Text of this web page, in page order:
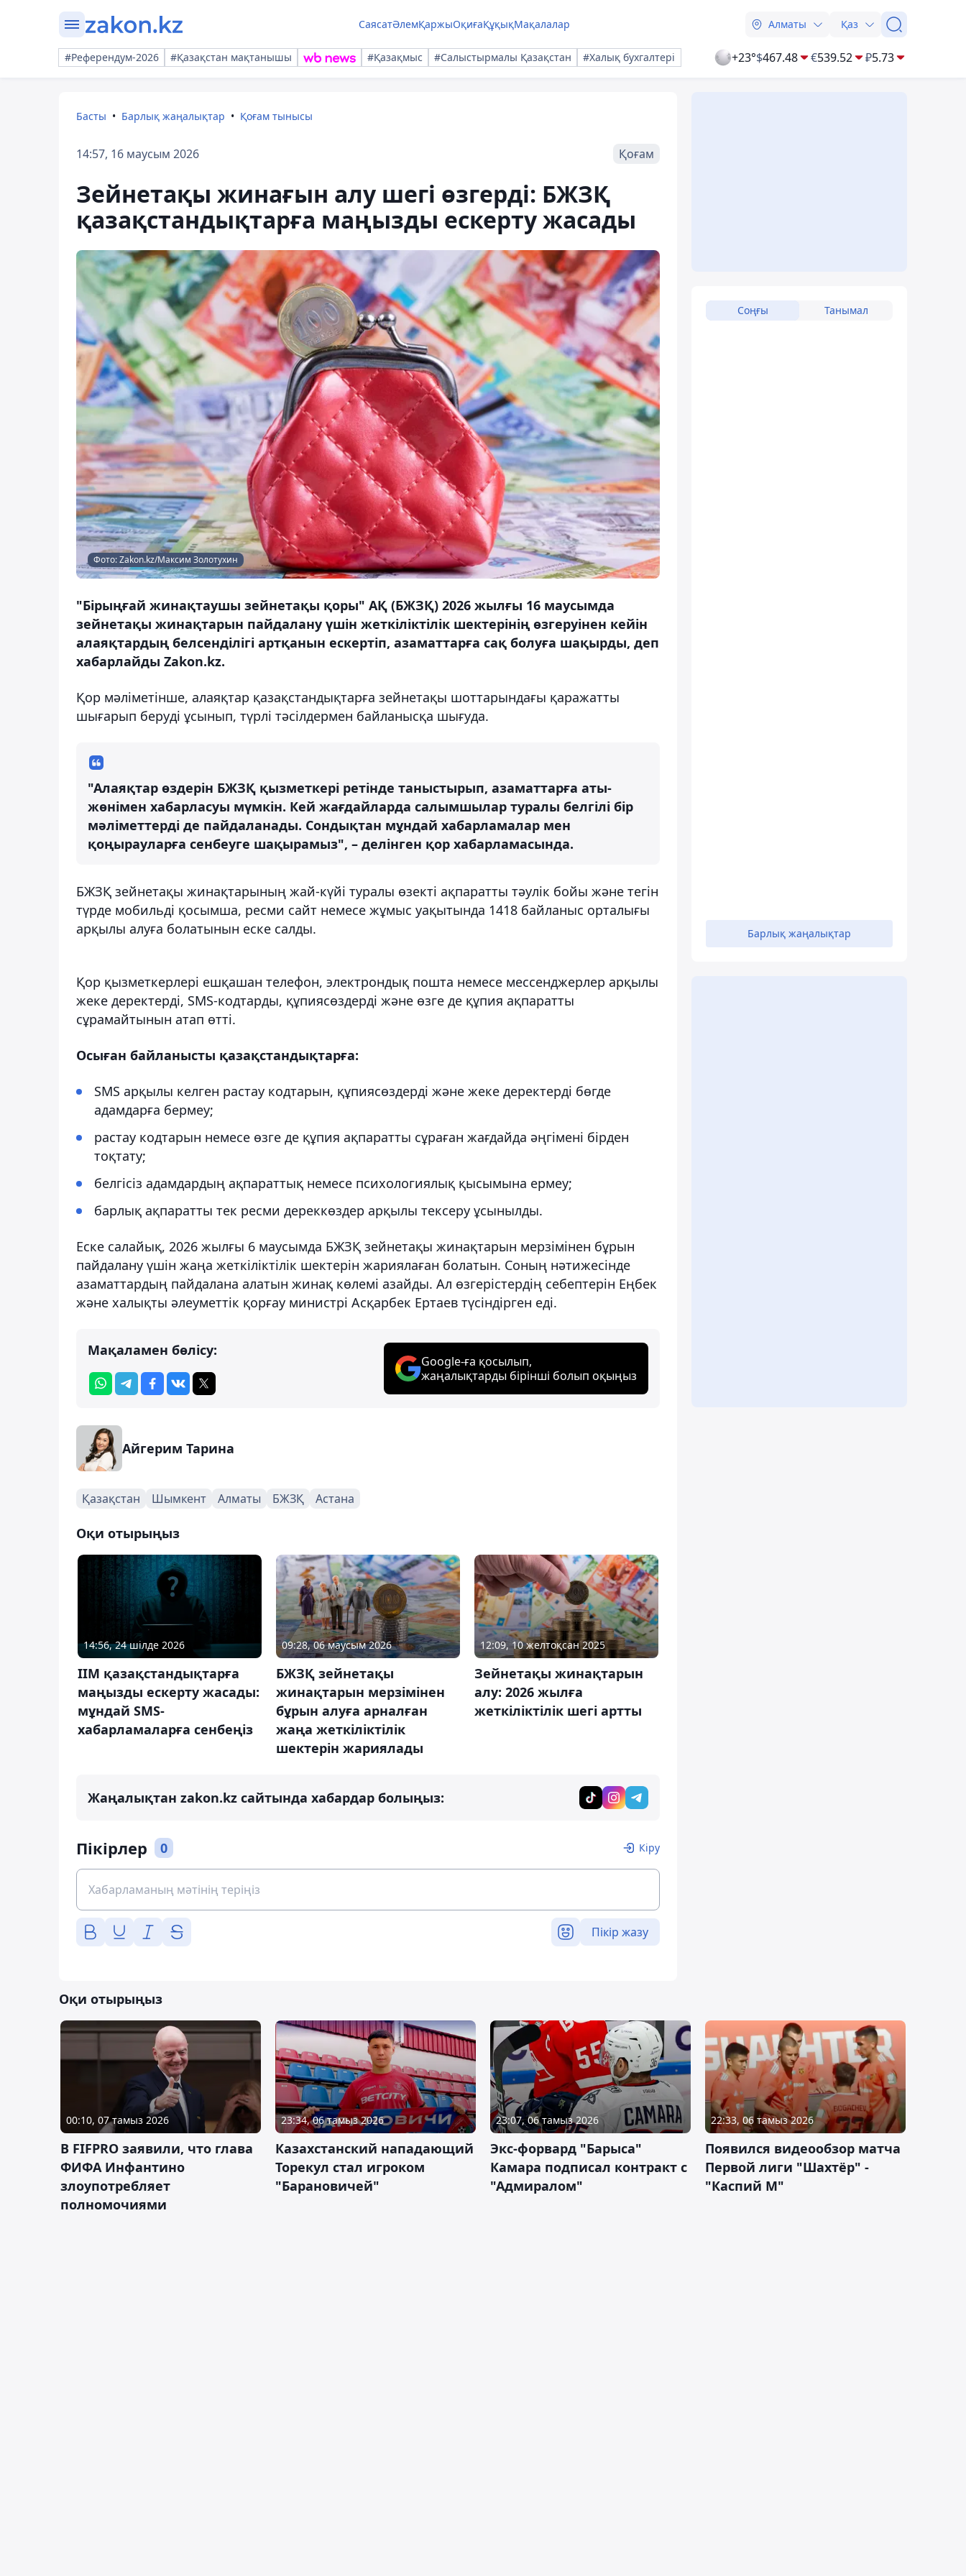
СаясатӘлемҚаржыОқиғаҚұқықМақалалар Алматы Қаз
#Референдум-2026 #Қазақстан мақтанышы #Қазақмыс #Салыстырмалы Қазақстан #Халық бухгалтері +23°$467.48 €539.52 ₽5.73
Басты Барлық жаңалықтар Қоғам тынысы
14:57, 16 маусым 2026 Қоғам
Зейнетақы жинағын алу шегі өзгерді: БЖЗҚ
қазақстандықтарға маңызды ескерту жасады
Фото: Zakon.kz/Максим Золотухин
"Бірыңғай жинақтаушы зейнетақы қоры" АҚ (БЖЗҚ) 2026 жылғы 16 маусымда
зейнетақы жинақтарын пайдалану үшін жеткіліктілік шектерінің өзгеруінен кейін
алаяқтардың белсенділігі артқанын ескертіп, азаматтарға сақ болуға шақырды, деп
хабарлайды Zakon.kz.
Қор мәліметінше, алаяқтар қазақстандықтарға зейнетақы шоттарындағы қаражатты
шығарып беруді ұсынып, түрлі тәсілдермен байланысқа шығуда.
"Алаяқтар өздерін БЖЗҚ қызметкері ретінде таныстырып, азаматтарға аты-
жөнімен хабарласуы мүмкін. Кей жағдайларда салымшылар туралы белгілі бір
мәліметтерді де пайдаланады. Сондықтан мұндай хабарламалар мен
қоңырауларға сенбеуге шақырамыз", – делінген қор хабарламасында.
БЖЗҚ зейнетақы жинақтарының жай-күйі туралы өзекті ақпаратты тәулік бойы және тегін
түрде мобильді қосымша, ресми сайт немесе жұмыс уақытында 1418 байланыс орталығы
арқылы алуға болатынын еске салды.
Қор қызметкерлері ешқашан телефон, электрондық пошта немесе мессенджерлер арқылы
жеке деректерді, SMS-кодтарды, құпиясөздерді және өзге де құпия ақпаратты
сұрамайтынын атап өтті.
Осыған байланысты қазақстандықтарға:
SMS арқылы келген растау кодтарын, құпиясөздерді және жеке деректерді бөгде
адамдарға бермеу;
растау кодтарын немесе өзге де құпия ақпаратты сұраған жағдайда әңгімені бірден
тоқтату;
белгісіз адамдардың ақпараттық немесе психологиялық қысымына ермеу;
барлық ақпаратты тек ресми дереккөздер арқылы тексеру ұсынылды.
Еске салайық, 2026 жылғы 6 маусымда БЖЗҚ зейнетақы жинақтарын мерзімінен бұрын
пайдалану үшін жаңа жеткіліктілік шектерін жариялаған болатын. Соның нәтижесінде
азаматтардың пайдалана алатын жинақ көлемі азайды. Ал өзгерістердің себептерін Еңбек
және халықты әлеуметтік қорғау министрі Асқарбек Ертаев түсіндірген еді.
Мақаламен бөлісу:
Google-ға қосылып,
жаңалықтарды бірінші болып оқыңыз
Айгерим Тарина
Қазақстан Шымкент Алматы БЖЗҚ Астана
Оқи отырыңыз
14:56, 24 шілде 2026
ІІМ қазақстандықтарға
маңызды ескерту жасады:
мұндай SMS-
хабарламаларға сенбеңіз
09:28, 06 маусым 2026
БЖЗҚ зейнетақы
жинақтарын мерзімінен
бұрын алуға арналған
жаңа жеткіліктілік
шектерін жариялады
12:09, 10 желтоқсан 2025
Зейнетақы жинақтарын
алу: 2026 жылға
жеткіліктілік шегі артты
Жаңалықтан zakon.kz сайтында хабардар болыңыз:
Пікірлер 0 Кіру
Пікір жазу
Соңғы Танымал
Барлық жаңалықтар
Оқи отырыңыз
00:10, 07 тамыз 2026
В FIFPRO заявили, что глава
ФИФА Инфантино
злоупотребляет
полномочиями
23:34, 06 тамыз 2026
Казахстанский нападающий
Торекул стал игроком
"Барановичей"
23:07, 06 тамыз 2026
Экс-форвард "Барыса"
Камара подписал контракт с
"Адмиралом"
22:33, 06 тамыз 2026
Появился видеообзор матча
Первой лиги "Шахтёр" -
"Каспий М"